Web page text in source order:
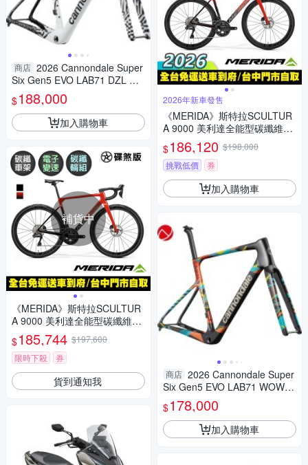
商店 2026 Cannondale Super
Six Gen5 EVO LAB71 DZL 時
光機 特仕版 車架組
$188,000
加入購物車
補貨中
《MERIDA》斯特拉SCULTUR
A 9000 美利達全能型碳纖維碟
煞公路車 無附踏板/Ultegra無線
變速/公路車/自行車
$185,744 $197,600
限時下殺
券
貨到通知我
2026年新車發售
《MERIDA》斯特拉SCULTUR
A 9000 美利達全能型碳纖維碟
煞跑車 無附踏板/Ultegra無線變
速/公路車/自行車/美利達2026
$186,120 $198,000
挑戰低價
券
加入購物車
商店 2026 Cannondale Super
Six Gen5 EVO LAB71 WOW
超輕碳纖維車架 躍動彩 54 適
合174-182cm
$178,000
加入購物車